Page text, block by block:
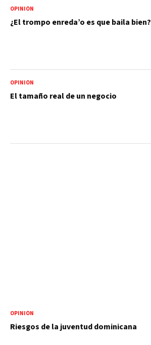
OPINIÓN
¿El trompo enreda’o es que baila bien?
OPINIÓN
El tamaño real de un negocio
OPINIÓN
Riesgos de la juventud dominicana